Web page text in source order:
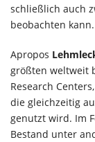
schließlich auch
beobachten kann.
Apropos
größten weltweit
Research
die gleichzeitig
genutzt wird. Im
Bestand unter